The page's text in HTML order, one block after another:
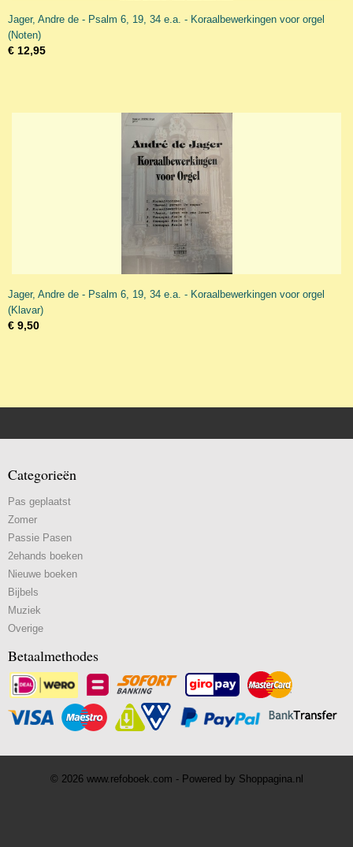
Jager, Andre de - Psalm 6, 19, 34 e.a. - Koraalbewerkingen voor orgel
(Noten)
€ 12,95
Jager, Andre de - Psalm 6, 19, 34 e.a. - Koraalbewerkingen voor orgel
(Klavar)
€ 9,50
Categorieën
Pas geplaatst
Zomer
Passie Pasen
2ehands boeken
Nieuwe boeken
Bijbels
Muziek
Overige
Betaalmethodes
© 2026 www.refoboek.com - Powered by Shoppagina.nl